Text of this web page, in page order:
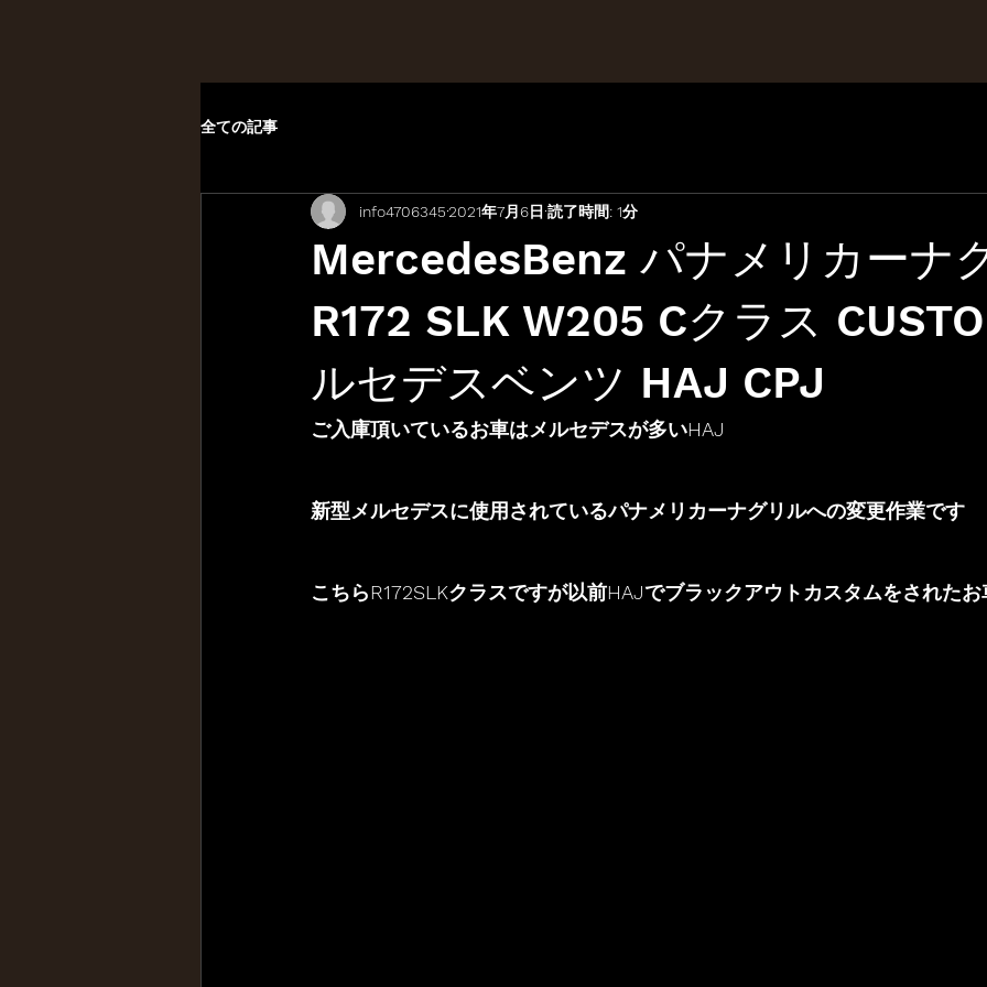
全ての記事
MercedesBenz パナメリカーナ
R172 SLK W205 Cクラス
ルセデスベンツ HAJ CPJ
info47063452021年7月6日 読了時間: 1分
ご入庫頂いているお車はメルセデスが多いHAJ
新型メルセデスに使用されているパナメリカーナグリルへの変更作業です
こちらR172SLKクラスですが以前HAJでブラックアウトカスタムをされた